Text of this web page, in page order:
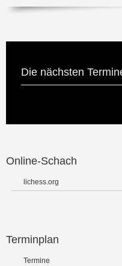
Die nächsten
Online-Schach
lichess.org
Terminplan
Termine